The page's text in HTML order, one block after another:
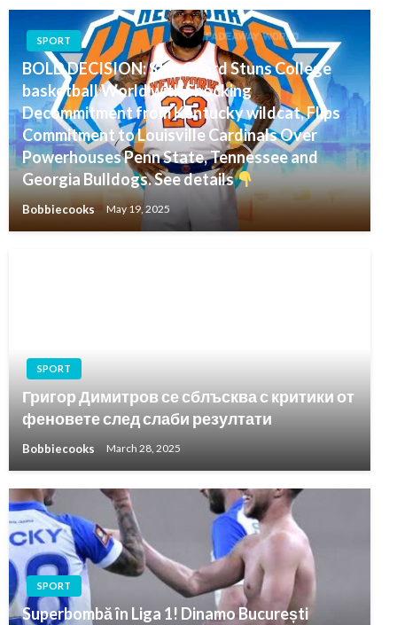
SPORT
BOLD DECISION: Star Guard Stuns College
basketball World with Shocking
Decommitment from Kentucky wildcat, Flips
Commitment to Louisville Cardinals Over
Powerhouses Penn State, Tennessee and
Georgia Bulldogs. See details
Bobbiecooks May 19, 2025
SPORT
Григор Димитров се сблъсква с критики от
феновете след слаби резултати
Bobbiecooks March 28, 2025
SPORT
Superbombă în Liga 1! Dinamo București